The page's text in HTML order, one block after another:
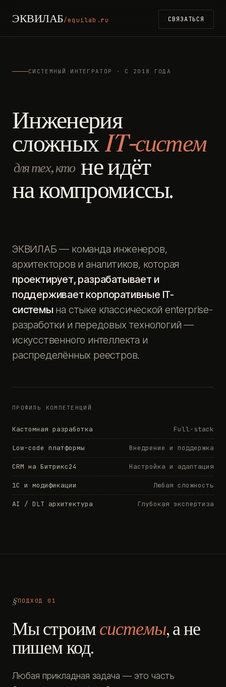
ЭКВИЛАБ/equilab.ru СВЯЗАТЬСЯ
СИСТЕМНЫЙ ИНТЕГРАТОР · С 2018 ГОДА
Инженерия
сложныхIT-систем
для тех, кто не идёт
на компромиссы.
ЭКВИЛАБ — команда инженеров,
архитекторов и аналитиков, которая
проектирует, разрабатывает и
поддерживает корпоративные IT-
системы на стыке классической enterprise-
разработки и передовых технологий —
искусственного интеллекта и
распределённых реестров.
ПРОФИЛЬ КОМПЕТЕНЦИЙ
Кастомная разработка Full-stack
Low-code платформы Внедрение и поддержка
CRM на Битрикс24 Настройка и адаптация
1С и модификации Любая сложность
AI / DLT архитектура Глубокая экспертиза
ПОДХОД 01
Мы строимсистемы, а не
пишем код.
Любая прикладная задача — это часть